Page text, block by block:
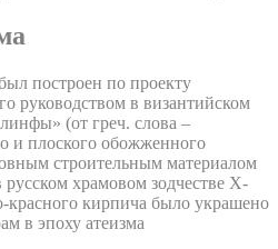
построен по проекту
руководством в византийском
(от греч. слова –
и плоского обожженного
строительным материалом
храмовом зодчестве X-
кирпича было украшено
в эпоху атеизма